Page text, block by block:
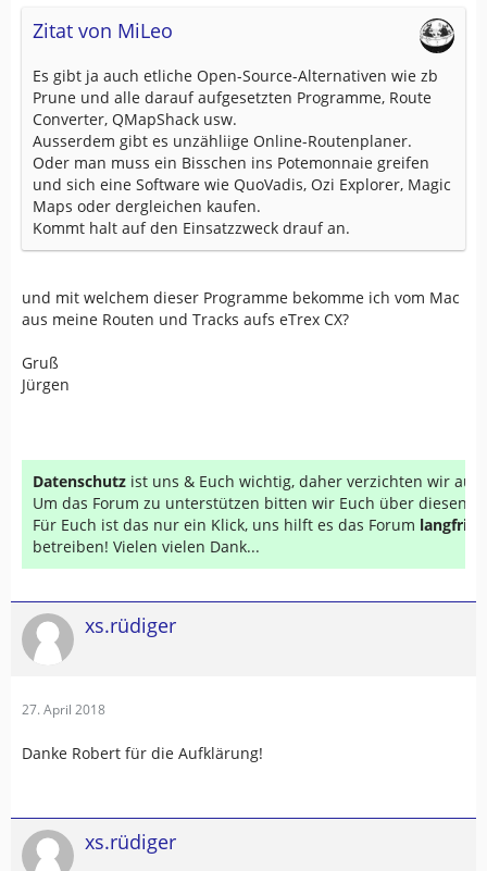
Zitat von MiLeo
Es gibt ja auch etliche Open-Source-Alternativen wie zb
Prune und alle darauf aufgesetzten Programme, Route
Converter, QMapShack usw.
Ausserdem gibt es unzähliige Online-Routenplaner.
Oder man muss ein Bisschen ins Potemonnaie greifen
und sich eine Software wie QuoVadis, Ozi Explorer, Magic
Maps oder dergleichen kaufen.
Kommt halt auf den Einsatzzweck drauf an.
und mit welchem dieser Programme bekomme ich vom Mac
aus meine Routen und Tracks aufs eTrex CX?
Gruß
Jürgen
Datenschutz ist uns & Euch wichtig, daher verzichten wir auf
Um das Forum zu unterstützen bitten wir Euch über diesen
Für Euch ist das nur ein Klick, uns hilft es das Forum
betreiben! Vielen vielen Dank...
xs.rüdiger
27. April 2018
Danke Robert für die Aufklärung!
xs.rüdiger